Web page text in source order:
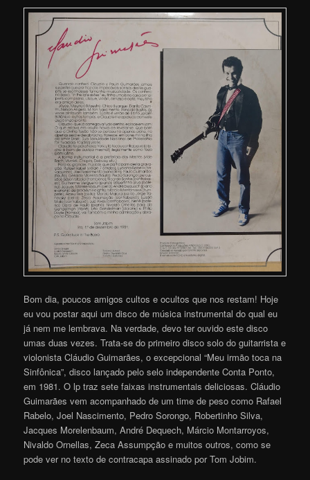
Bom dia, poucos amigos cultos e ocultos que nos restam! Hoje
eu vou postar aqui um disco de música instrumental do qual eu
já nem me lembrava. Na verdade, devo ter ouvido este disco
umas duas vezes. Trata-se do primeiro disco solo do guitarrista e
violonista Cláudio Guimarães, o excepcional “Meu irmão toca na
Sinfônica”, disco lançado pelo selo independente Conta Ponto,
em 1981. O lp traz sete faixas instrumentais deliciosas. Cláudio
Guimarães vem acompanhado de um time de peso como Rafael
Rabelo, Joel Nascimento, Pedro Sorongo, Robertinho Silva,
Jacques Morelenbaum, André Dequech, Márcio Montarroyos,
Nivaldo Ornellas, Zeca Assumpção e muitos outros, como se
pode ver no texto de contracapa assinado por Tom Jobim.